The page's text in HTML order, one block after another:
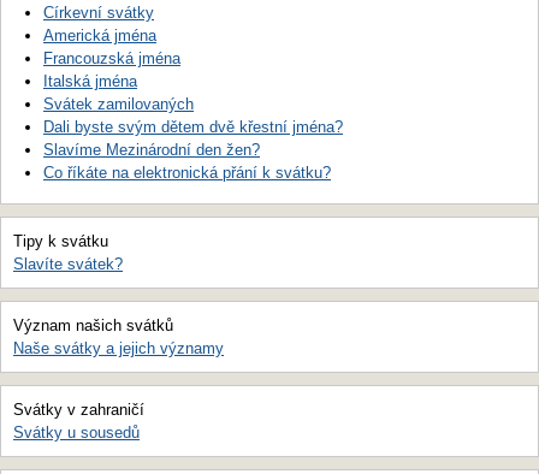
Církevní svátky
Americká jména
Francouzská jména
Italská jména
Svátek zamilovaných
Dali byste svým dětem dvě křestní jména?
Slavíme Mezinárodní den žen?
Co říkáte na elektronická přání k svátku?
Tipy k svátku
Slavíte svátek?
Význam našich svátků
Naše svátky a jejich významy
Svátky v zahraničí
Svátky u sousedů